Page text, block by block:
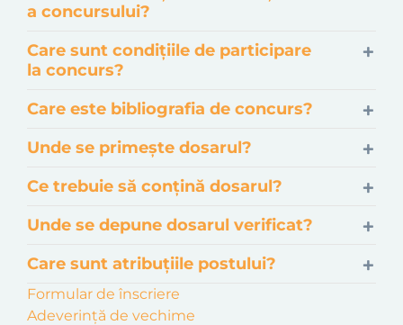
a concursului?
Care sunt condițiile de participare
la concurs?
Care este bibliografia de concurs?
Unde se primește dosarul?
Ce trebuie să conțină dosarul?
Unde se depune dosarul verificat?
Care sunt atribuțiile postului?
Formular de înscriere
Adeverință de vechime